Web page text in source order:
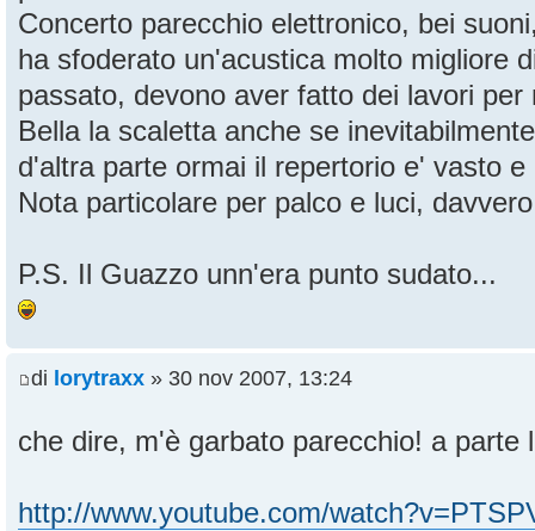
Concerto parecchio elettronico, bei
ha sfoderato un'acustica molto migliore
passato, devono aver fatto dei lavori per
Bella la scaletta anche se
d'altra parte ormai il repertorio e' vasto e
Nota particolare per palco e luci,
P.S. Il Guazzo unn'era punto sudato...
di lorytraxx » 30 nov 2007, 13:24
che dire, m'è garbato parecchio! a
http://www.youtube.com/